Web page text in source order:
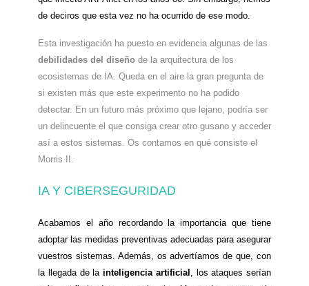
de deciros que esta vez no ha ocurrido de ese modo.
Esta investigación ha puesto en evidencia algunas de las
debilidades del diseño de la arquitectura de los
ecosistemas de IA. Queda en el aire la gran pregunta de
si existen más que este experimento no ha podido
detectar. En un futuro más próximo que lejano, podría ser
un delincuente el que consiga crear otro gusano y acceder
así a estos sistemas. Os contamos en qué consiste el
Morris II.
IA Y CIBERSEGURIDAD
Acabamos el año recordando la importancia que tiene
adoptar las medidas preventivas adecuadas para asegurar
vuestros sistemas. Además, os advertíamos de que, con
la llegada de la inteligencia artificial , los ataques serían